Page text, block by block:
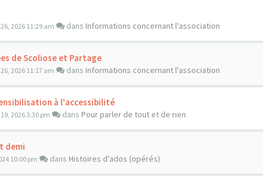
2026 11:29 am dans Informations concernant l'association
de Scoliose et Partage
2026 11:17 am dans Informations concernant l'association
à l'accessibilité
2026 3:30 pm dans Pour parler de tout et de rien
demi
10:00 pm dans Histoires d'ados (opérés)